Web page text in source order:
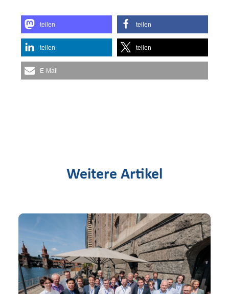
teilen teilen
teilen teilen
E-Mail
Weitere Artikel